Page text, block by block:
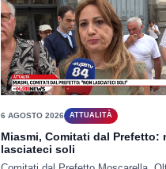
ATTUALITÀ
Tirata del Carro ancora in forse,